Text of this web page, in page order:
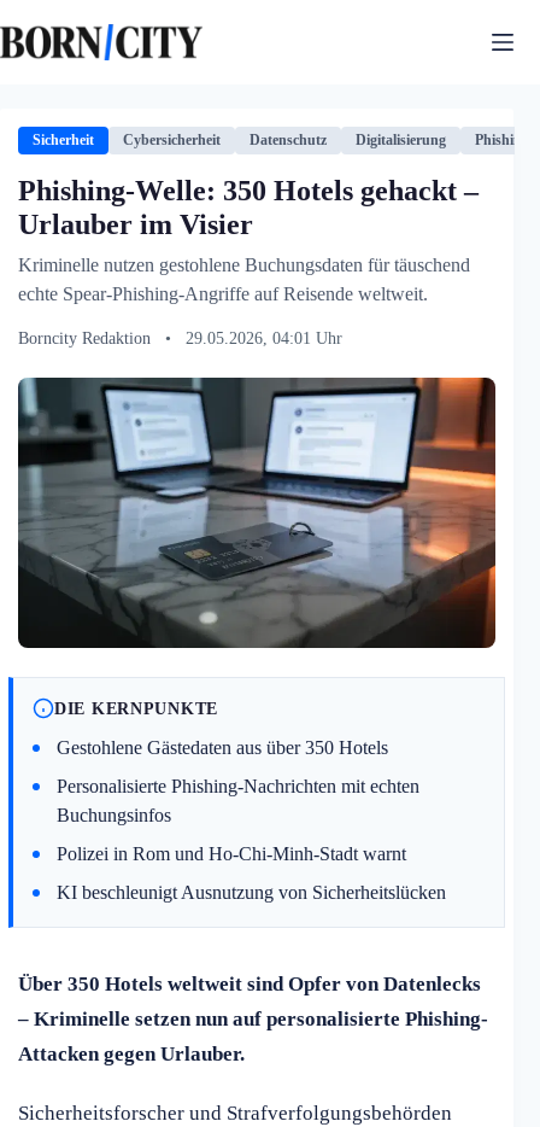
Inhalt
springen
Sicherheit Cybersicherheit Datenschutz Digitalisierung Phishing
Phishing-Welle: 350 Hotels gehackt –
Urlauber im Visier
Kriminelle nutzen gestohlene Buchungsdaten für täuschend
echte Spear-Phishing-Angriffe auf Reisende weltweit.
Borncity Redaktion • 29.05.2026, 04:01 Uhr
DIE KERNPUNKTE
Gestohlene Gästedaten aus über 350 Hotels
Personalisierte Phishing-Nachrichten mit echten
Buchungsinfos
Polizei in Rom und Ho-Chi-Minh-Stadt warnt
KI beschleunigt Ausnutzung von Sicherheitslücken
Über 350 Hotels weltweit sind Opfer von Datenlecks
– Kriminelle setzen nun auf personalisierte Phishing-
Attacken gegen Urlauber.
Sicherheitsforscher und Strafverfolgungsbehörden